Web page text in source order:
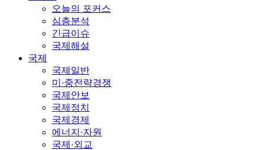
오늘의 포커스
심층분석
긴급이슈
국제해설
국제
국제일반
미·중전략경쟁
국제안보
국제정치
국제경제
에너지·자원
국제·외교